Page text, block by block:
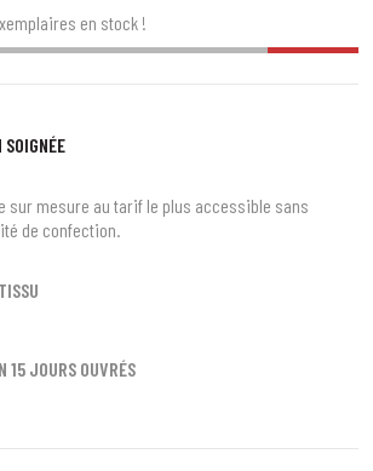
en stock !
SOIGNÉE
15 JOURS OUVRÉS
sur mesure au tarif le plus accessible sans
de confection.